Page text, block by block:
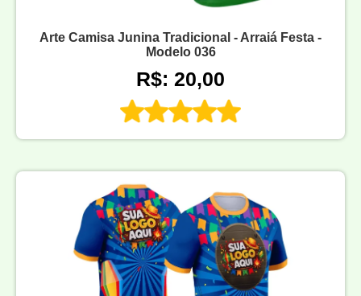
Arte Camisa Junina Tradicional - Arraiá Festa -
Modelo 036
R$: 20,00